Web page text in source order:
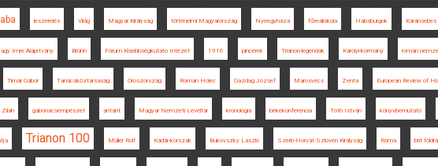
leszerelés Világ Magyar Királyság történelmi Magyarország Nyíregyháza főreáliskola Habsburgok Karánsebes
Imre Alapítvány Brünn Fórum Kisebbségkutató Intézet 1916 pincérek Trianon-legendák Károlyi-kormány román
Timár Gábor Tanácsköztársaság Oroszország Roman Holec Gazdag József Marosvécs Zenta European Review of
Zilah gabonacsempészet antant Magyar Nemzeti Levéltár kronológia békekonferencia Tóth István könyvbemutató
Trianon 100 Müller Rolf Kádár-korszak Bukovszky László Szerb-Horvát-Szlovén Királyság Róma brit